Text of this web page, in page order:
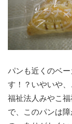
パンも近くのベ
す！？いやいや
福祉法人みやこ
で、このパンは